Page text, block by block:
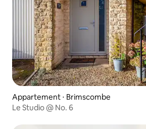
Appartement ⋅ Brimscombe
Le Studio @ No. 6